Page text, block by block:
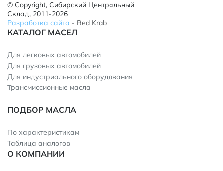
© Copyright, Сибирский Центральный
Склад, 2011-2026
Разработка сайта - Red Krab
КАТАЛОГ МАСЕЛ
Для легковых автомобилей
Для грузовых автомобилей
Для индустриального оборудования
Трансмиссионные масла
ПОДБОР МАСЛА
По характеристикам
Таблица аналогов
О КОМПАНИИ